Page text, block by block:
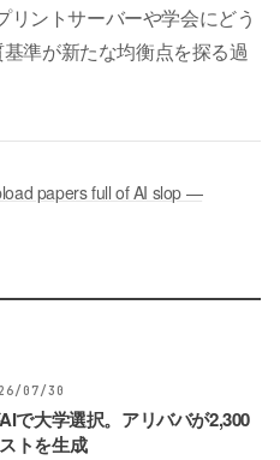
リントサーバーや学会にどう
準が新たな均衡点を探る過
papers full of AI slop —
07/30
で大学選択。アリババが2,300
トを生成